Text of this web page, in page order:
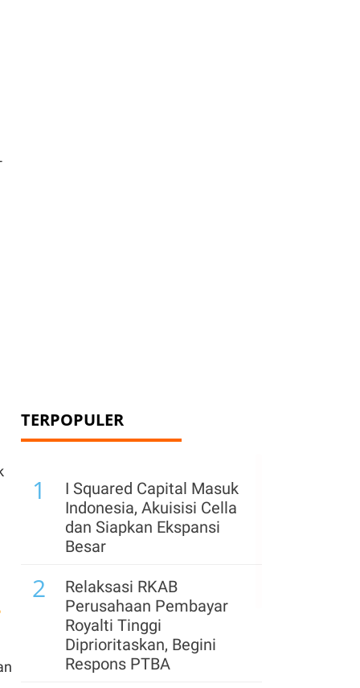
TERPOPULER
1
I Squared Capital Masuk
Indonesia, Akuisisi Cella
dan Siapkan Ekspansi
Besar
2
Relaksasi RKAB
Perusahaan Pembayar
Royalti Tinggi
Diprioritaskan, Begini
Respons PTBA